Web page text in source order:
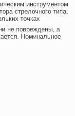
инструментом
стрелочного типа,
точках
не повреждены, а
Номинальное